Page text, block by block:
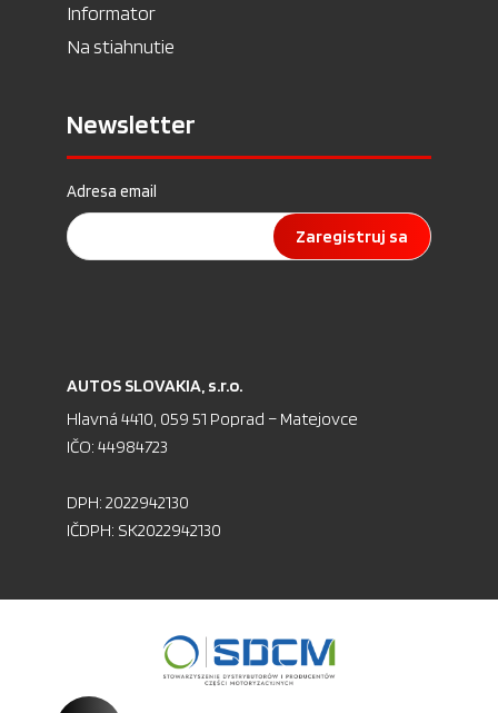
Informator
Na stiahnutie
Newsletter
Adresa email
Zaregistruj sa
AU­TOS SLO­VA­KIA, s.r.o.
Hlav­ná 4410, 059 51 Pop­rad – Ma­te­jov­ce
IČO: 44984723
DPH: 2022942130
IČDPH: SK2022942130